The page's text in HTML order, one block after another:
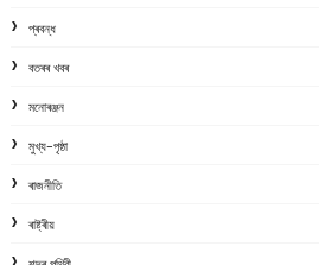
প্ৰবন্ধ
বতৰৰ খবৰ
মনোৰঞ্জন
মুখ্য-পৃষ্ঠা
ৰাজনীতি
ৰাষ্ট্ৰীয়